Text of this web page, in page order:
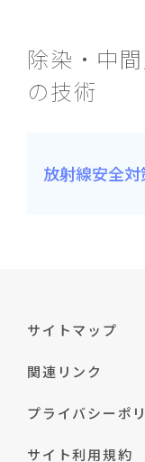
除染・中
の技術
放射線安全
サイトマップ
関連リンク
プライバシーポ
サイト利用規約